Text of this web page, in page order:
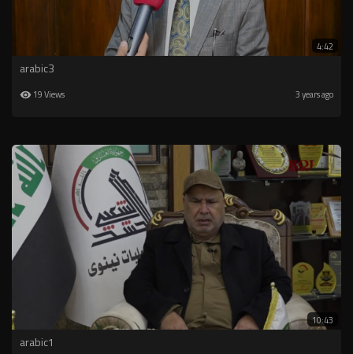
4:42
arabic3
19 Views 3 years ago
10:43
arabic1